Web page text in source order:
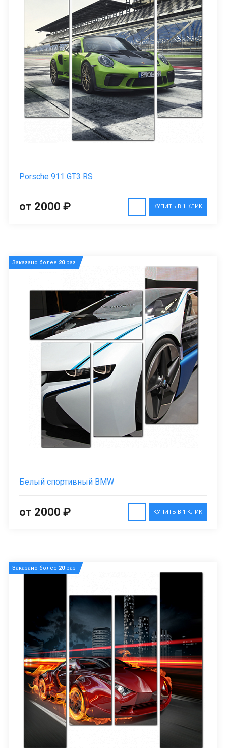
Porsche 911 GT3 RS
КУПИТЬ В 1 КЛИК
от 2000 ₽
Заказано более 20раз
Белый спортивный BMW
КУПИТЬ В 1 КЛИК
от 2000 ₽
Заказано более 20раз